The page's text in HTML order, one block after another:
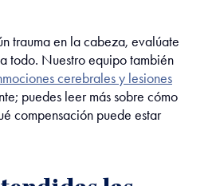
trauma en la cabeza, evalúate
todo. Nuestro equipo también
cerebrales y lesiones
puedes leer más sobre cómo
compensación puede estar